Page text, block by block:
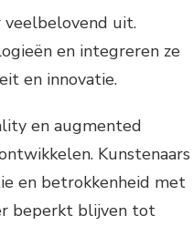
uit.
en integreren ze
en innovatie.
en augmented
Kunstenaars
en betrokkenheid met
beperkt blijven tot